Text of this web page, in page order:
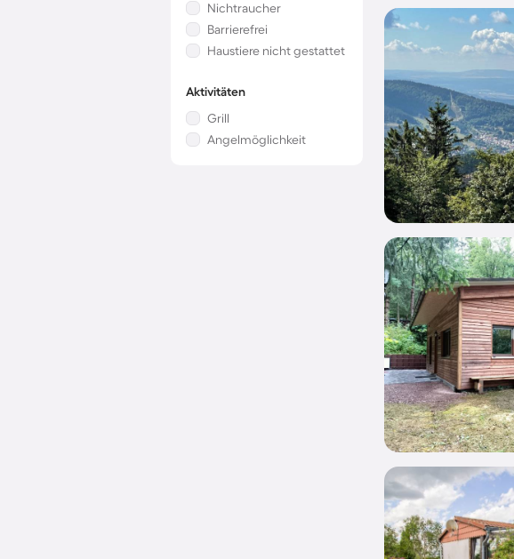
Nichtraucher
Barrierefrei
Haustiere nicht gestattet
Aktivitäten
Grill
Angelmöglichkeit